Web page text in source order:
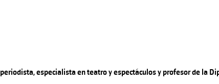
periodista, especialista en teatro y espectáculos y profesor de la